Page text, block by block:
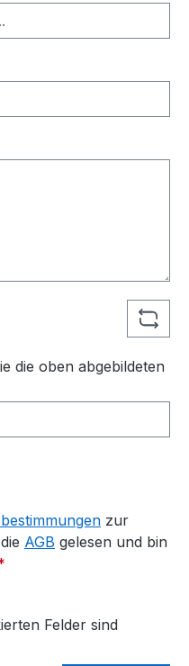
die oben abgebildeten
zur
AGB gelesen und bin
Felder sind